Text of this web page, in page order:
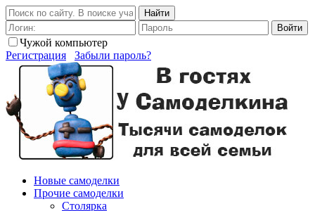
Найти
Войти
Чужой компьютер
Регистрация
Забыли пароль?
Новые самоделки
Прочие самоделки
Столярка